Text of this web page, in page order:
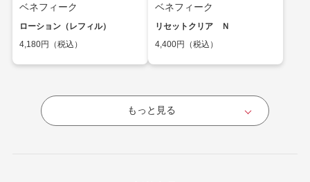
ベネフィーク
ローション（レフィル）
4,180円（税込）
ベネフィーク
リセットクリア Ｎ
4,400円（税込）
もっと見る